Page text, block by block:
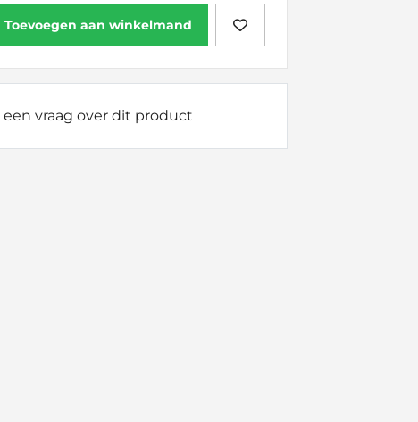
Toevoegen aan winkelmand
een vraag over dit product